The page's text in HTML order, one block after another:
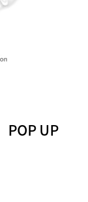
POP UP